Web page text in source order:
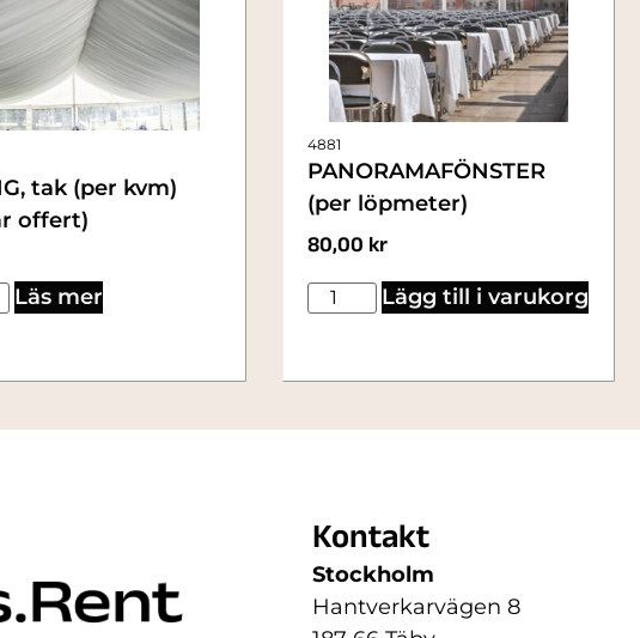
tak (per kvm)
offert)
Läs mer
4881
PANORAMAFÖNSTER
(per löpmeter)
80,00 kr
Lägg till i varukorg
Kontakt
Stockholm
Hantverkarvägen 8